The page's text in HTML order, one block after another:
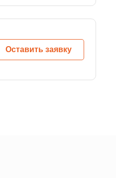
Оставить заявку